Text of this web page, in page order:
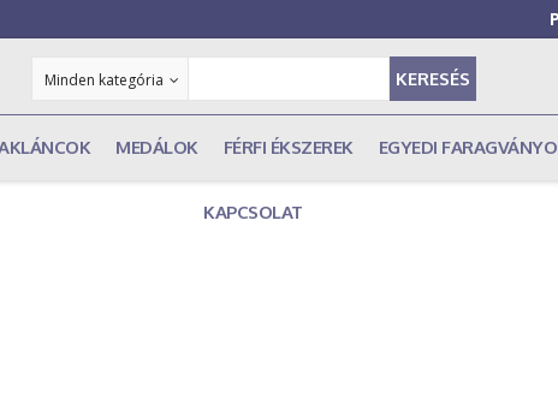
Minden kategória KERESÉS
MEDÁLOK FÉRFI ÉKSZEREK EGYEDI
KAPCSOLAT